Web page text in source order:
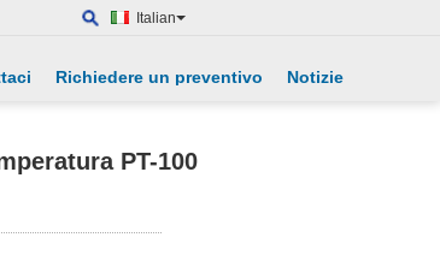
Italian
Richiedere un preventivo Notizie
PT-100